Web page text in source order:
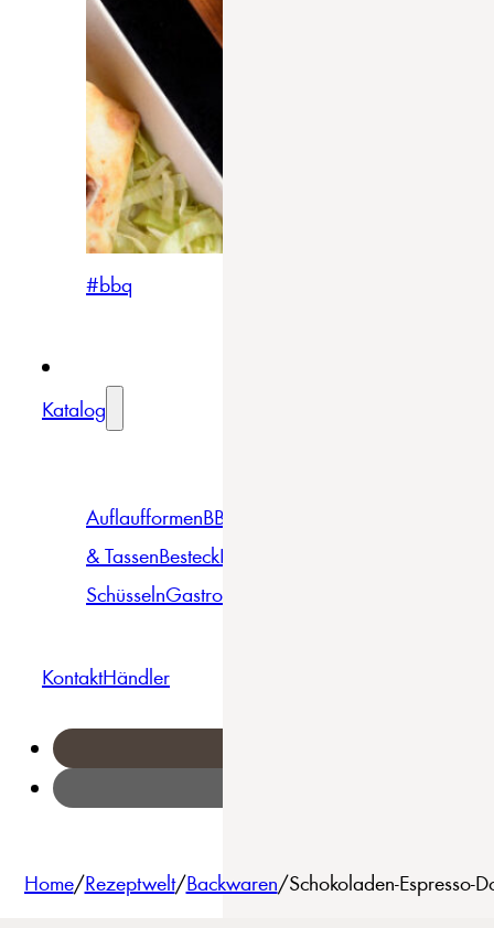
#bbq
Katalog
AuflaufformenBBQ
& TassenBesteckBowls &
SchüsselnGastro
KontaktHändler
Home/Rezeptwelt/Backwaren/Schokoladen-Espresso-